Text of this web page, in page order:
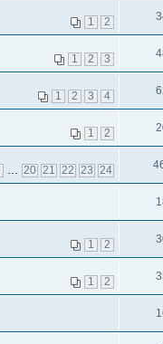
1 2
1 2 3
1 2 3 4
1 2
… 20 21 22 23 24
1 2
1 2